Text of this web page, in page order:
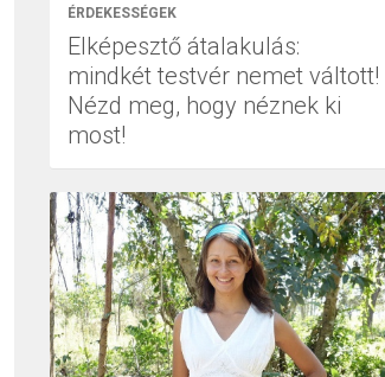
ÉRDEKESSÉGEK
Elképesztő átalakulás:
mindkét testvér nemet váltott!
Nézd meg, hogy néznek ki
most!